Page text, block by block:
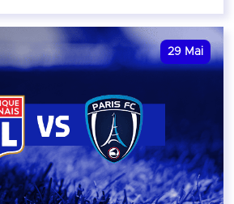
29 Mai